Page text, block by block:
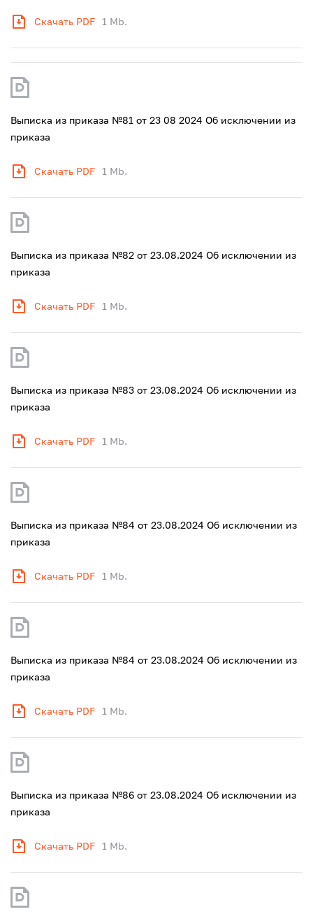
Скачать PDF 1 Mb.
Выписка из приказа №81 от 23 08 2024 Об исключении из
приказа
Скачать PDF 1 Mb.
Выписка из приказа №82 от 23.08.2024 Об исключении из
приказа
Скачать PDF 1 Mb.
Выписка из приказа №83 от 23.08.2024 Об исключении из
приказа
Скачать PDF 1 Mb.
Выписка из приказа №84 от 23.08.2024 Об исключении из
приказа
Скачать PDF 1 Mb.
Выписка из приказа №84 от 23.08.2024 Об исключении из
приказа
Скачать PDF 1 Mb.
Выписка из приказа №86 от 23.08.2024 Об исключении из
приказа
Скачать PDF 1 Mb.